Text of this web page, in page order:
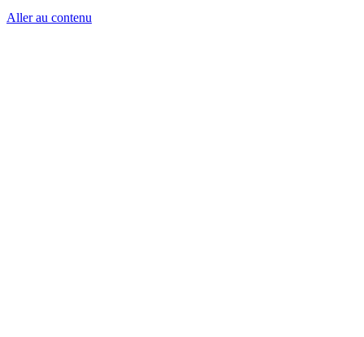
Aller au contenu